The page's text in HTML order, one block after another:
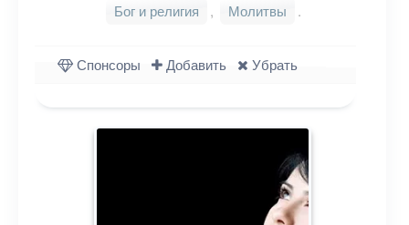
Бог и религия
, Молитвы .
Спонсоры Добавить Убрать